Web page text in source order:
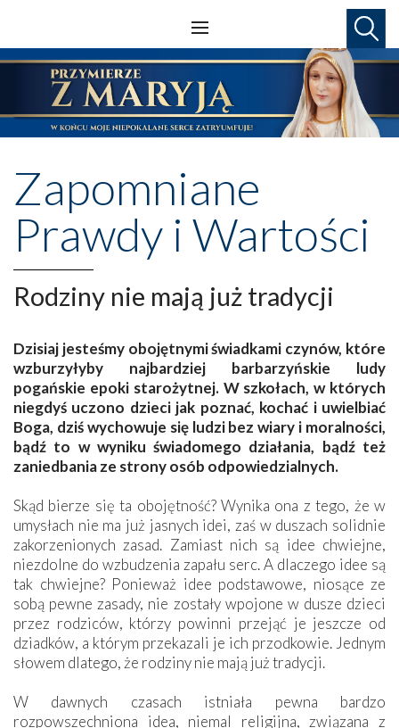
Zapomniane
Prawdy i Wartości
Rodziny nie mają już tradycji
Dzisiaj jesteśmy obojętnymi świadkami czynów, które
wzburzyłyby najbardziej barbarzyńskie ludy
pogańskie epoki starożytnej. W szkołach, w których
niegdyś uczono dzieci jak poznać, kochać i uwielbiać
Boga, dziś wychowuje się ludzi bez wiary i moralności,
bądź to w wyniku świadomego działania, bądź też
zaniedbania ze strony osób odpowiedzialnych.
Skąd bierze się ta obojętność? Wynika ona z tego, że w
umysłach nie ma już jasnych idei, zaś w duszach solidnie
zakorzenionych zasad. Zamiast nich są idee chwiejne,
niezdolne do wzbudzenia zapału serc. A dlaczego idee są
tak chwiejne? Ponieważ idee podstawowe, niosące ze
sobą pewne zasady, nie zostały wpojone w dusze dzieci
przez rodziców, którzy powinni przejąć je jeszcze od
dziadków, a którym przekazali je ich przodkowie. Jednym
słowem dlatego, że rodziny nie mają już tradycji.
W dawnych czasach istniała pewna bardzo
rozpowszechniona idea, niemal religijna, związana z